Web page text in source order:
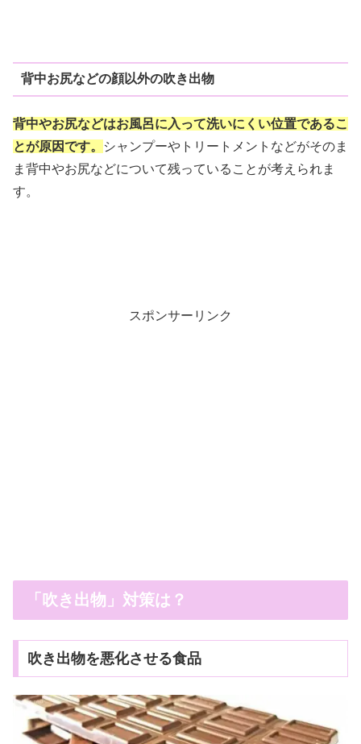
背中お尻などの顔以外の吹き出物
背中やお尻などはお風呂に入って洗いにくい位置であるこ
とが原因です。
シャンプーやトリートメントなどがそのま
ま背中やお尻などについて残っていることが考えられま
す。
スポンサーリンク
「吹き出物」対策は？
吹き出物を悪化させる食品